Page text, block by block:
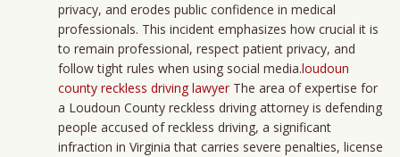
privacy, and erodes public confidence in medical
professionals. This incident emphasizes how crucial it is
to remain professional, respect patient privacy, and
follow tight rules when using social media.loudoun
county reckless driving lawyerThe area of expertise for
a Loudoun County reckless driving attorney is defending
people accused of reckless driving, a significant
infraction in Virginia that carries severe penalties, license